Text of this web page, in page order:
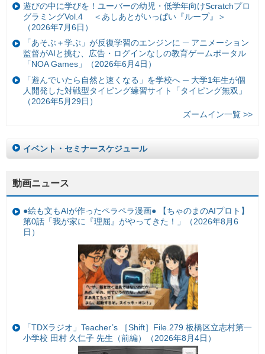
遊びの中に学びを！ユーバーの幼児・低学年向けScratchプロ
グラミングVol.4 ＜あしあとがいっぱい『ループ』＞
（2026年7月6日）
「あそぶ＋学ぶ」が反復学習のエンジンに ─ アニメーション
監督がAIと挑む、広告・ログインなしの教育ゲームポータル
「NOA Games」（2026年6月4日）
「遊んでいたら自然と速くなる」を学校へ ─ 大学1年生が個
人開発した対戦型タイピング練習サイト「タイピング無双」
（2026年5月29日）
ズームイン一覧 >>
イベント・セミナースケジュール
動画ニュース
●絵も文もAIが作ったペラペラ漫画● 【ちゃのまのAIプロト】
第0話「我が家に『理屈』がやってきた！」（2026年8月6
日）
「TDXラジオ」Teacher’s ［Shift］File.279 板橋区立志村第一
小学校 田村 久仁子 先生（前編）（2026年8月4日）